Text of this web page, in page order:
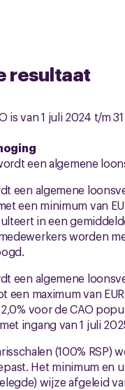
resultaat
is van 1 juli 2024 t/m
een algemene
een algemene
een minimum van
in een
worden
een algemene
een maximum van
voor de CAO
ingang van 1 juli
(100%
Het minimum en
wijze afgeleid